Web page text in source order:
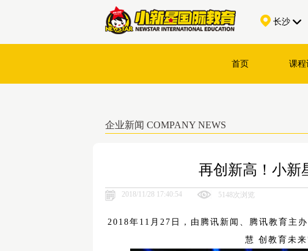
长沙
首页 课程
企业新闻 COMPANY NEWS
再创新高！小新
2018/11/28 17:40:54 5148次浏览
2018年11月27日，由腾讯新闻、腾讯教育主
慧 创教育未